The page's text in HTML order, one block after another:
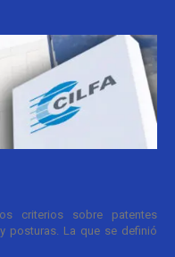
criterios sobre patentes
posturas. La que se definió